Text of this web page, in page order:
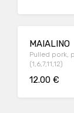
MAIALINO
Pulled pork,
(1,6,7,11,12)
12.00 €